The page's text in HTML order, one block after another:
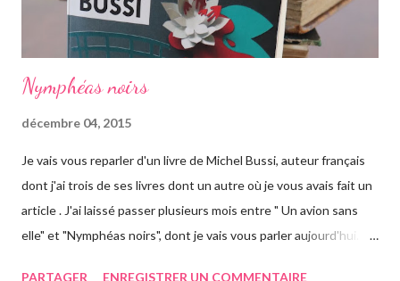
Nymphéas noirs
décembre 04, 2015
Je vais vous reparler d'un livre de Michel Bussi, auteur français
dont j'ai trois de ses livres dont un autre où je vous avais fait un
article . J'ai laissé passer plusieurs mois entre " Un avion sans
elle" et "Nymphéas noirs", dont je vais vous parler aujourd'hui.
PARTAGER ENREGISTRER UN COMMENTAIRE